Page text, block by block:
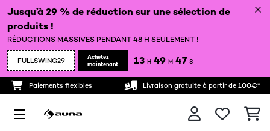
Jusqu’à 29 % de réduction sur une sélection de
produits !
RÉDUCTIONS MASSIVES PENDANT 48 H SEULEMENT !
FULLSWING29
Achetez
maintenant
13 H 49 M 46 S
Paiements flexibles Livraison gratuite à partir de 100€*